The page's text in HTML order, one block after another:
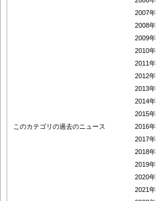
このカテゴリの過去のニュース
2007年
2008年
2009年
2010年
2011年
2012年
2013年
2014年
2015年
2016年
2017年
2018年
2019年
2020年
2021年